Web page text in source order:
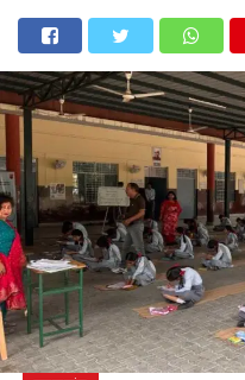
उत्तराखंडअल्मोड़ाउत्तरकाशीउधम
देहरादूननैनीतालपिथौरागढ़पौड़ी
मनोरंजन